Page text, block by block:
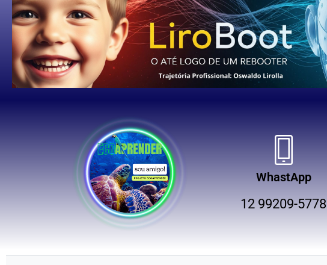
WhastApp
12 99209-5778